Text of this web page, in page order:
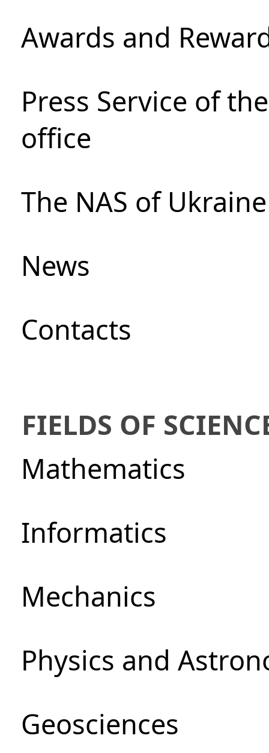
Awards and
Press Service of
office
The NAS of
News
Сontacts
FIELDS OF
Mathematics
Informatics
Mechanics
Physics and
Geosciences